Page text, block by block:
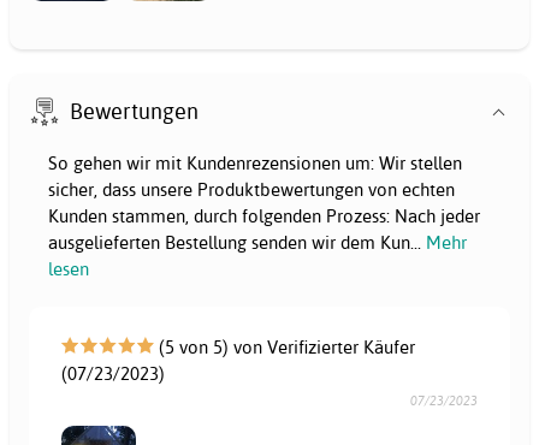
Bewertungen
So gehen wir mit Kundenrezensionen um: Wir stellen
sicher, dass unsere Produktbewertungen von echten
Kunden stammen, durch folgenden Prozess: Nach jeder
ausgelieferten Bestellung senden wir dem Kun... Mehr
lesen
(5 von 5) von Verifizierter Käufer
(07/23/2023)
07/23/2023